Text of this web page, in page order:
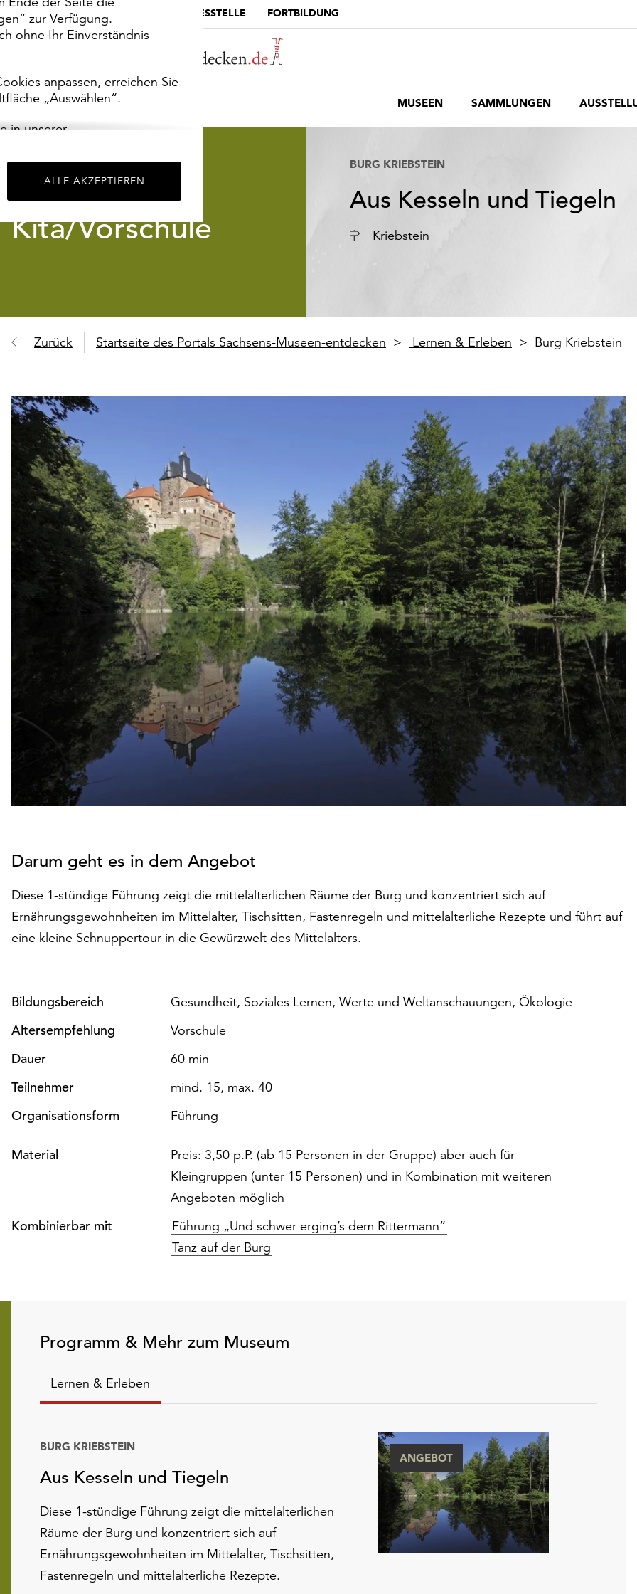
zur Verfügung.
ohne Ihr Einverständnis
anpassen, erreichen Sie
„Auswählen“.
in unserer
ALLE AKZEPTIEREN
MUSEUMSPORTAL DIE LANDESSTELLE FORTBILDUNG
MUSEEN SAMMLUNGEN
Kita/Vorschule
BURG KRIEBSTEIN
Aus Kesseln und Tiegeln
Ort Kriebstein
Zurück Startseite des Portals Sachsens-Museen-entdecken Lernen & Erleben Burg Kriebstein
Darum geht es in dem Angebot
Diese 1-stündige Führung zeigt die mittelalterlichen Räume der Burg und konzentriert sich auf
Ernährungsgewohnheiten im Mittelalter, Tischsitten, Fastenregeln und mittelalterliche Rezepte und führt auf
eine kleine Schnuppertour in die Gewürzwelt des Mittelalters.
Bildungsbereich
Gesundheit, Soziales Lernen, Werte und Weltanschauungen, Ökologie
Altersempfehlung
Vorschule
Dauer
60 min
Teilnehmer
mind. 15, max. 40
Organisationsform
Führung
Material
Preis: 3,50 p.P. (ab 15 Personen in der Gruppe) aber auch für
Kleingruppen (unter 15 Personen) und in Kombination mit weiteren
Angeboten möglich
Kombinierbar mit
Führung „Und schwer erging’s dem Rittermann“
Tanz auf der Burg
Programm & Mehr zum Museum
Lernen & Erleben
Aus Kesseln und Tiegeln
BURG KRIEBSTEIN
Diese 1-stündige Führung zeigt die mittelalterlichen
Räume der Burg und konzentriert sich auf
Ernährungsgewohnheiten im Mittelalter, Tischsitten,
Fastenregeln und mittelalterliche Rezepte.
ANGEBOT